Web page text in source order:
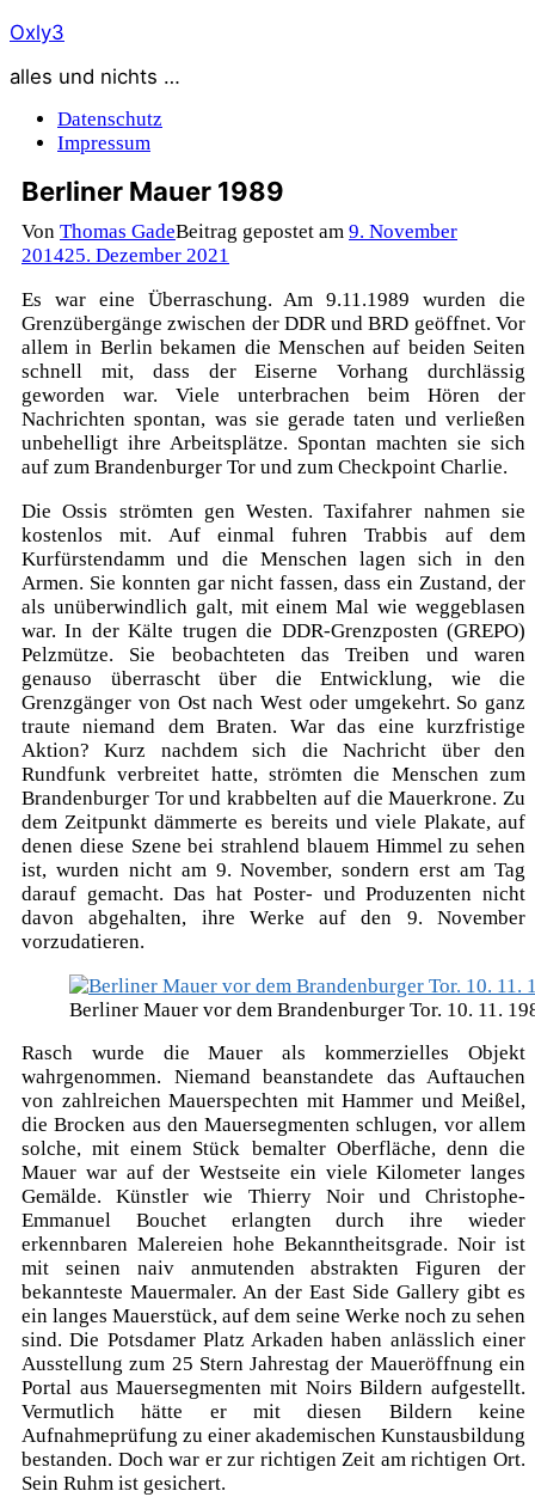
Zum
springen
Oxly3
alles und nichts …
Datenschutz
Impressum
Berliner Mauer 1989
Von Thomas GadeBeitrag gepostet am 9. November
201425. Dezember 2021
Es war eine Überraschung. Am 9.11.1989 wurden die
Grenzübergänge zwischen der DDR und BRD geöffnet. Vor
allem in Berlin bekamen die Menschen auf beiden Seiten
schnell mit, dass der Eiserne Vorhang durchlässig
geworden war. Viele unterbrachen beim Hören der
Nachrichten spontan, was sie gerade taten und verließen
unbehelligt ihre Arbeitsplätze. Spontan machten sie sich
auf zum Brandenburger Tor und zum Checkpoint Charlie.
Die Ossis strömten gen Westen. Taxifahrer nahmen sie
kostenlos mit. Auf einmal fuhren Trabbis auf dem
Kurfürstendamm und die Menschen lagen sich in den
Armen. Sie konnten gar nicht fassen, dass ein Zustand, der
als unüberwindlich galt, mit einem Mal wie weggeblasen
war. In der Kälte trugen die DDR-Grenzposten (GREPO)
Pelzmütze. Sie beobachteten das Treiben und waren
genauso überrascht über die Entwicklung, wie die
Grenzgänger von Ost nach West oder umgekehrt. So ganz
traute niemand dem Braten. War das eine kurzfristige
Aktion? Kurz nachdem sich die Nachricht über den
Rundfunk verbreitet hatte, strömten die Menschen zum
Brandenburger Tor und krabbelten auf die Mauerkrone. Zu
dem Zeitpunkt dämmerte es bereits und viele Plakate, auf
denen diese Szene bei strahlend blauem Himmel zu sehen
ist, wurden nicht am 9. November, sondern erst am Tag
darauf gemacht. Das hat Poster- und Produzenten nicht
davon abgehalten, ihre Werke auf den 9. November
vorzudatieren.
Berliner Mauer vor dem Brandenburger Tor. 10. 11.
Rasch wurde die Mauer als kommerzielles Objekt
wahrgenommen. Niemand beanstandete das Auftauchen
von zahlreichen Mauerspechten mit Hammer und Meißel,
die Brocken aus den Mauersegmenten schlugen, vor allem
solche, mit einem Stück bemalter Oberfläche, denn die
Mauer war auf der Westseite ein viele Kilometer langes
Gemälde. Künstler wie Thierry Noir und Christophe-
Emmanuel Bouchet erlangten durch ihre wieder
erkennbaren Malereien hohe Bekanntheitsgrade. Noir ist
mit seinen naiv anmutenden abstrakten Figuren der
bekannteste Mauermaler. An der East Side Gallery gibt es
ein langes Mauerstück, auf dem seine Werke noch zu sehen
sind. Die Potsdamer Platz Arkaden haben anlässlich einer
Ausstellung zum 25 Stern Jahrestag der Maueröffnung ein
Portal aus Mauersegmenten mit Noirs Bildern aufgestellt.
Vermutlich hätte er mit diesen Bildern keine
Aufnahmeprüfung zu einer akademischen Kunstausbildung
bestanden. Doch war er zur richtigen Zeit am richtigen Ort.
Sein Ruhm ist gesichert.